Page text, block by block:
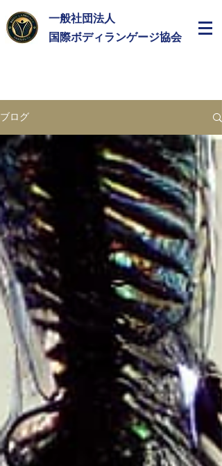
一般社団法人
​国際ボディランゲージ協会
ブログ